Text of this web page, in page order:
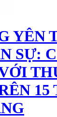
YÊN
SỰ:
15